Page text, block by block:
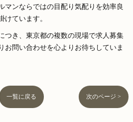
マンならではの目配り気配りを効率良
けています。
つき、東京都の複数の現場で求人募集
お問い合わせを心よりお待ちしていま
一覧に戻る 次のページ >